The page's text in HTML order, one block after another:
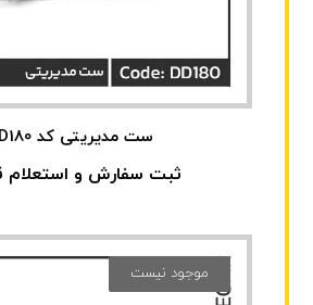
ست مدیریتی کد DD180
ثبت سفارش و
موجود نیست